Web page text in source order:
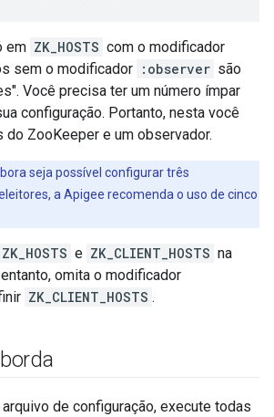
em ZK_HOSTS com o modificador
sem o modificador :observer são
Você precisa ter um número ímpar
configuração. Portanto, nesta você
ZooKeeper e um observador.
seja possível configurar três
a Apigee recomenda o uso de cinco
ZK_HOSTS e ZK_CLIENT_HOSTS na
omita o modificador
ZK_CLIENT_HOSTS .
de configuração, execute todas